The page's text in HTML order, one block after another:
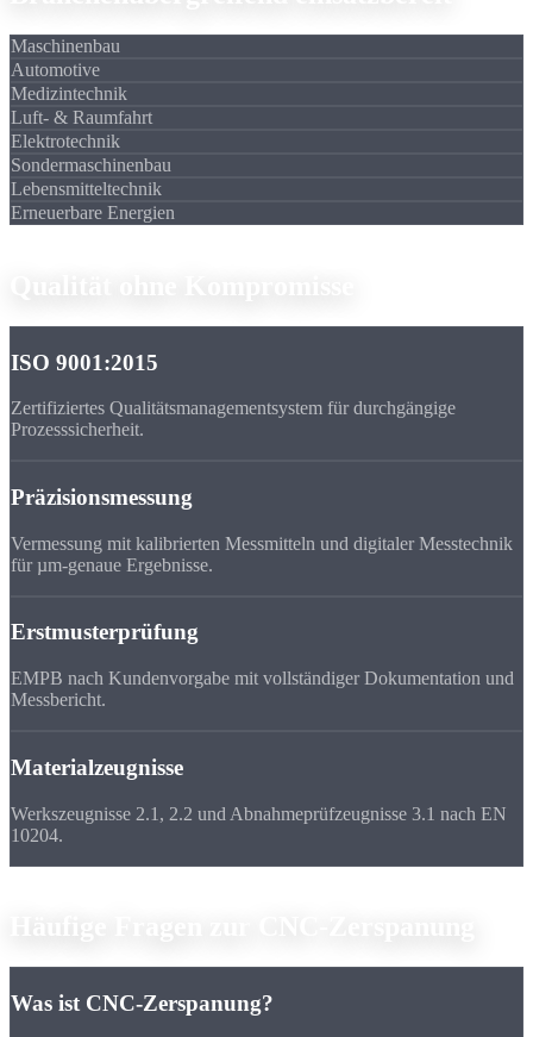
Maschinenbau
Automotive
Medizintechnik
Luft- & Raumfahrt
Elektrotechnik
Sondermaschinenbau
Lebensmitteltechnik
Erneuerbare Energien
ISO 9001:2015
Zertifiziertes Qualitätsmanagementsystem für durchgängige
Prozesssicherheit.
Präzisionsmessung
Vermessung mit kalibrierten Messmitteln und digitaler Messtechnik
für µm-genaue Ergebnisse.
Erstmusterprüfung
EMPB nach Kundenvorgabe mit vollständiger Dokumentation und
Messbericht.
Materialzeugnisse
Werkszeugnisse 2.1, 2.2 und Abnahmeprüfzeugnisse 3.1 nach EN
10204.
Was ist CNC-Zerspanung?